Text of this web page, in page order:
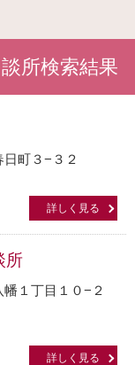
所検索結果
町３−３２
詳しく見る
所
１丁目１０−２
詳しく見る